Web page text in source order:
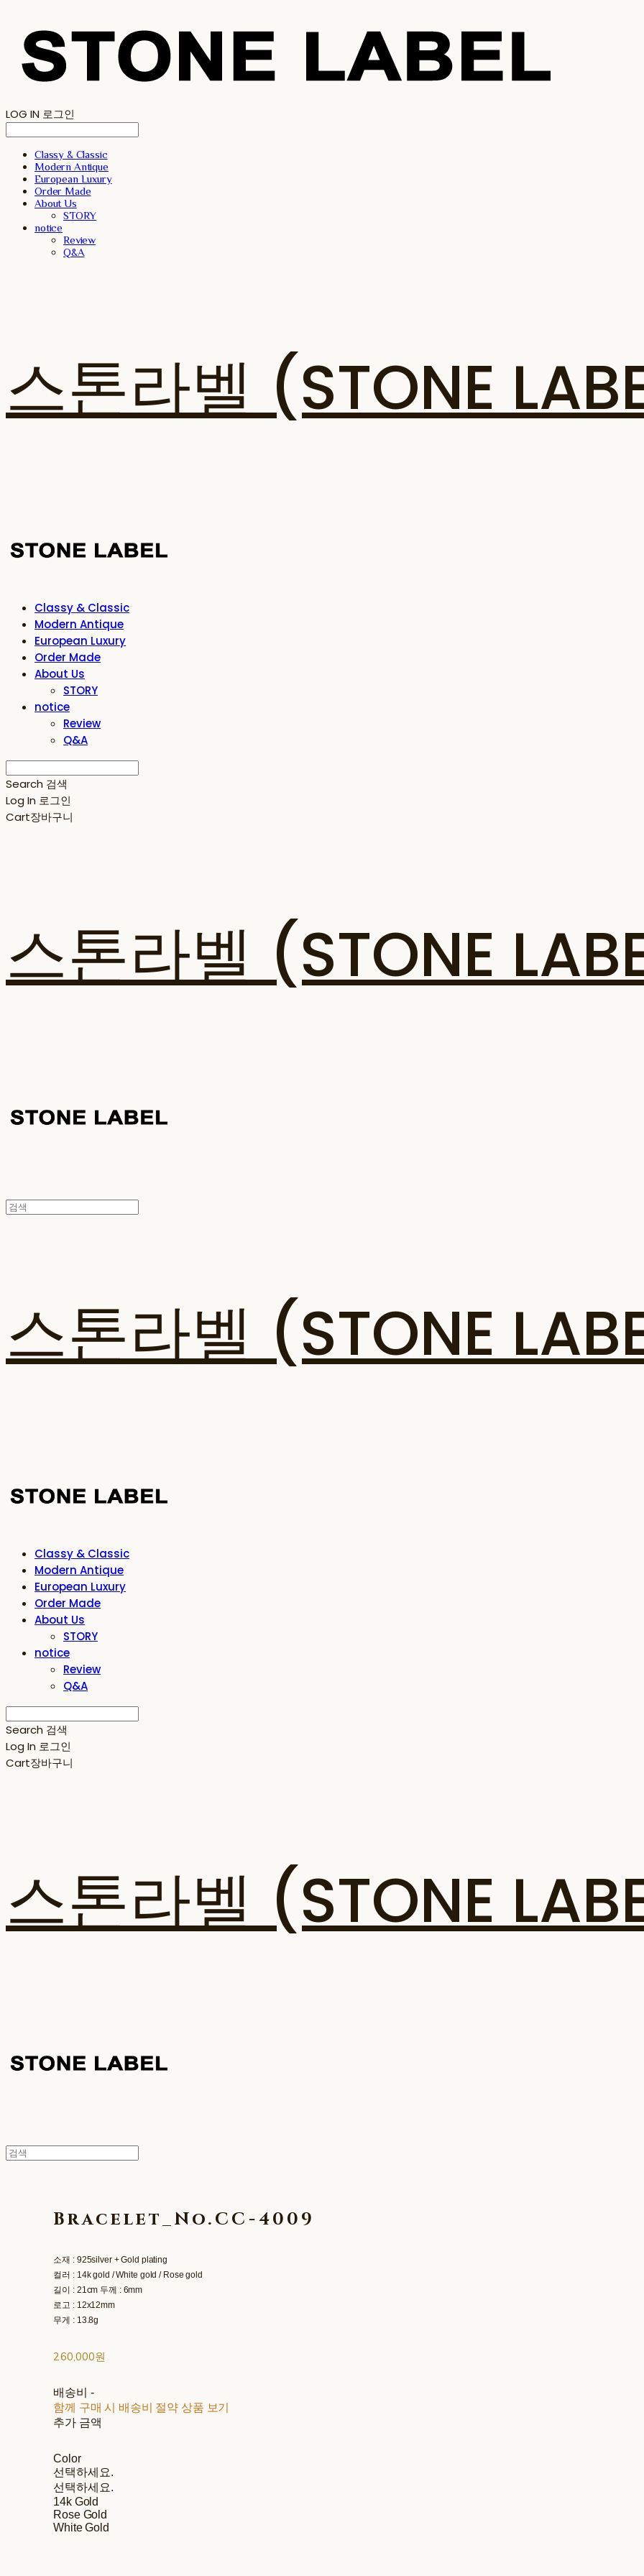
LOG IN 로그인
Classy & Classic
Modern Antique
European Luxury
Order Made
About Us
STORY
notice
Review
Q&A
스톤라벨 (STONE
Classy & Classic
Modern Antique
European Luxury
Order Made
About Us
STORY
notice
Review
Q&A
Search 검색
Log In 로그인
Cart장바구니
스톤라벨 (STONE
스톤라벨 (STONE
Classy & Classic
Modern Antique
European Luxury
Order Made
About Us
STORY
notice
Review
Q&A
Search 검색
Log In 로그인
Cart장바구니
스톤라벨 (STONE
Bracelet_No.CC-4009
소재 : 925silver + Gold plating
컬러 : 14k gold / White gold / Rose gold
길이 : 21cm 두께 : 6mm
로고 : 12x12mm
무게 : 13.8g
260,000원
배송비 -
함께 구매 시 배송비 절약 상품 보기
추가 금액
Color
선택하세요.
선택하세요.
14k Gold
Rose Gold
White Gold